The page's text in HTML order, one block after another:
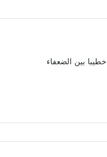
بين الضعفاء